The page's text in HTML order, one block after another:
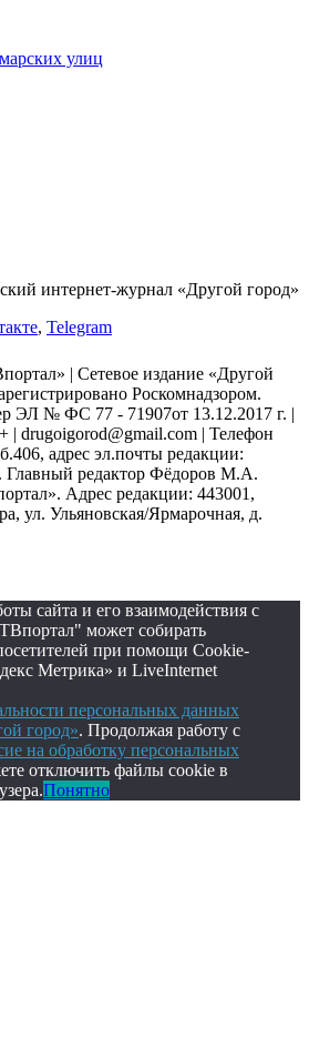
улиц
интернет-журнал «Другой город»
, Telegram
| Сетевое издание «Другой
Роскомнадзором.
ЭЛ № ФС 77 - 71907от 13.12.2017 г. |
| drugoigorod@gmail.com | Телефон
адрес эл.почты редакции:
Главный редактор Фёдоров М.А.
Адрес редакции: 443001,
ул. Ульяновская/Ярмарочная, д.
сайта и его взаимодействия с
может собирать
при помощи Cookie-
Метрика» и LiveInternet
персональных данных
город». Продолжая работу с
на обработку персональных
отключить файлы cookie в
Понятно